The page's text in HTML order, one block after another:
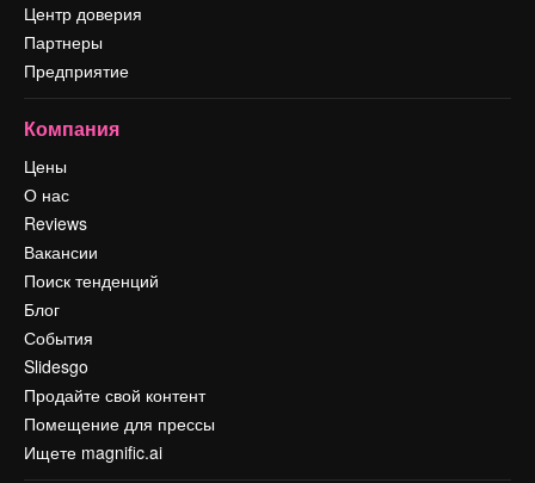
Центр доверия
Партнеры
Предприятие
Компания
Цены
О нас
Reviews
Вакансии
Поиск тенденций
Блог
События
Slidesgo
Продайте свой контент
Помещение для прессы
Ищете magnific.ai